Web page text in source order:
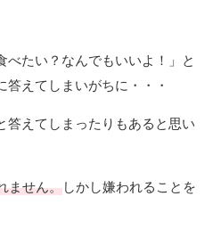
たい？なんでもいいよ！」と
えてしまいがちに・・・
答えてしまったりもあると思い
ません。しかし嫌われることを